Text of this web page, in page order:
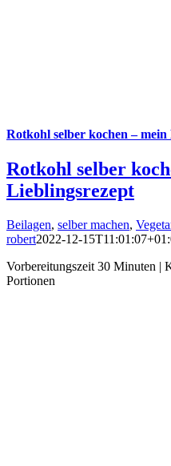
Rotkohl selber kochen –
Rotkohl selber
Lieblingsrezept
Beilagen, selber machen,
robert2022-12-
Vorbereitungszeit 30 Minuten |
Portionen